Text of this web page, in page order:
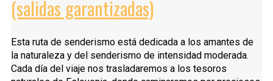
(salidas garantizadas)
Esta ruta de senderismo está dedicada a los amantes de
la naturaleza y del senderismo de intensidad moderada.
Cada día del viaje nos trasladaremos a los tesoros